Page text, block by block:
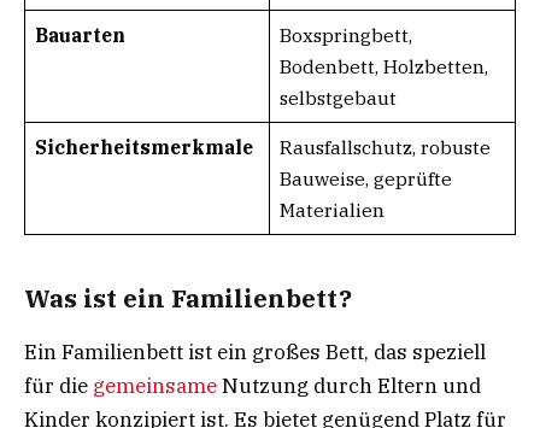
Bauarten
Boxspringbett,
Bodenbett, Holzbetten,
selbstgebaut
Sicherheitsmerkmale
Rausfallschutz, robuste
Bauweise, geprüfte
Materialien
Was ist ein Familienbett?
Ein Familienbett ist ein großes Bett, das speziell
für die gemeinsameNutzung durch Eltern und
Kinder konzipiert ist. Es bietet genügend Platz für